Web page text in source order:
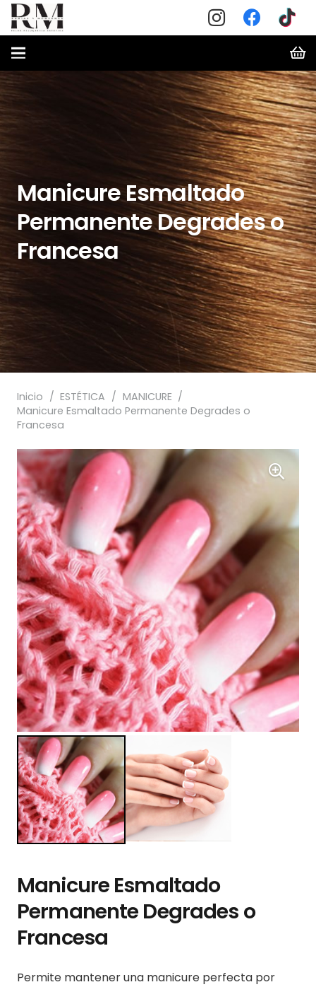
Manicure Esmaltado
Permanente Degrades o
Francesa
Inicio / ESTÉTICA / MANICURE /
Manicure Esmaltado Permanente Degrades o
Francesa
Manicure Esmaltado
Permanente Degrades o
Francesa
Permite mantener una manicure perfecta por